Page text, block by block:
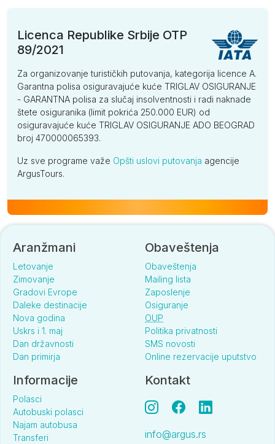
Licenca Republike Srbije OTP
89/2021
Za organizovanje turističkih putovanja, kategorija licence A.
Garantna polisa osiguravajuće kuće TRIGLAV OSIGURANJE
- GARANTNA polisa za slučaj insolventnosti i radi naknade
štete osiguranika (limit pokrića 250.000 EUR) od
osiguravajuće kuće TRIGLAV OSIGURANJE ADO BEOGRAD
broj 470000065393.
Uz sve programe važe Opšti uslovi putovanja agencije
ArgusTours.
Aranžmani
Letovanje
Zimovanje
Gradovi Evrope
Daleke destinacije
Nova godina
Uskrs i 1. maj
Dan državnosti
Dan primirja
Obaveštenja
Obaveštenja
Mailing lista
Zaposlenje
Osiguranje
OUP
Politika privatnosti
SMS novosti
Online rezervacije uputstvo
Informacije
Polasci
Autobuski polasci
Najam autobusa
Transferi
Kontakt
info@argus.rs